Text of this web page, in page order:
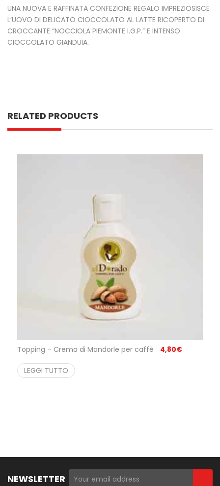
UNA NUOVA E RAF­FINATA CONFEZIONE REGALO IMPREZIOSISCE
L’UOVO DI DELICATO CIOCCOLATO AL LATTE RICOPERTO DI
CROCCANTE “NOCCIOLA PIEMONTE I.G.P.” E INTENSO
CIOCCOLATO GIANDUIA.
RELATED PRODUCTS
Topping – Crema di Mandorle per caffè 4,80€
LEGGI TUTTO
NEWSLETTER